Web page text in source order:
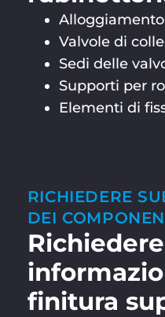
Valvole di
Sedi delle
Supporti per
Elementi di
RICHIEDERE
DEI
Richiedere
finitura